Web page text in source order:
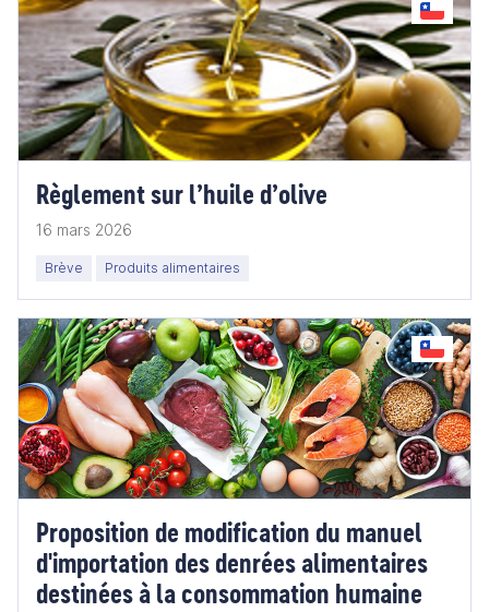
Règlement sur l’huile d’olive
16 mars 2026
Brève Produits alimentaires
Proposition de modification du manuel
d'importation des denrées alimentaires
destinées à la consommation humaine